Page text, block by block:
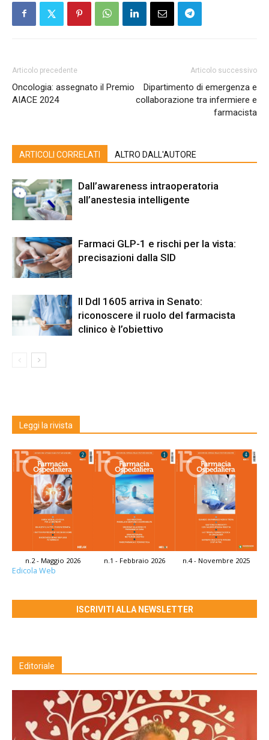
Articolo precedente
Oncologia: assegnato il Premio
AIACE 2024
Articolo successivo
Dipartimento di emergenza e
collaborazione tra infermiere e
farmacista
ARTICOLI CORRELATI ALTRO DALL'AUTORE
Dall’awareness intraoperatoria
all’anestesia intelligente
Farmaci GLP-1 e rischi per la vista:
precisazioni dalla SID
Il Ddl 1605 arriva in Senato:
riconoscere il ruolo del farmacista
clinico è l’obiettivo
Leggi la rivista
n.2 - Maggio 2026 n.1 - Febbraio 2026 n.4 - Novembre 2025
Edicola Web
ISCRIVITI ALLA NEWSLETTER
Editoriale